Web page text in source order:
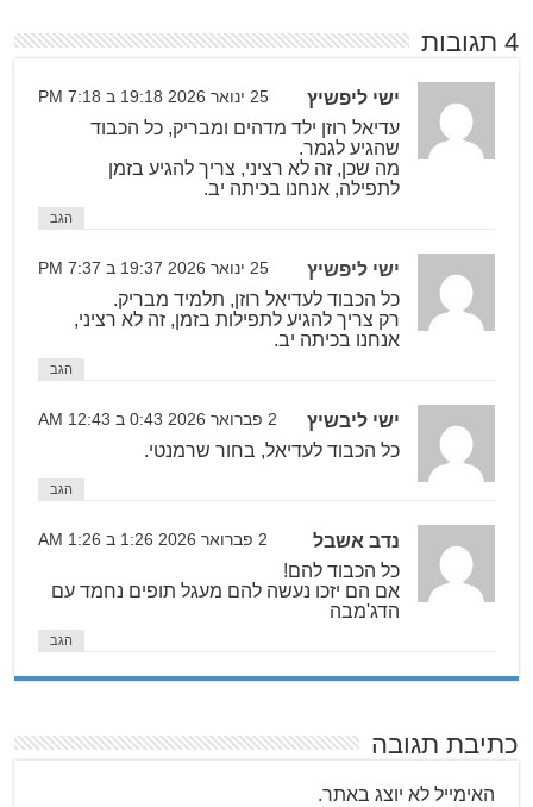
4 תגובות
ישי ליפשיץ 25 ינואר 2026 19:18 ב 7:18 PM
עדיאל רוזן ילד מדהים ומבריק, כל הכבוד
שהגיע לגמר.
מה שכן, זה לא רציני, צריך להגיע בזמן
לתפילה, אנחנו בכיתה יב.
הגב
ישי ליפשיץ 25 ינואר 2026 19:37 ב 7:37 PM
כל הכבוד לעדיאל רוזן, תלמיד מבריק.
רק צריך להגיע לתפילות בזמן, זה לא רציני,
אנחנו בכיתה יב.
הגב
ישי ליבשיץ 2 פברואר 2026 0:43 ב 12:43 AM
כל הכבוד לעדיאל, בחור שרמנטי.
הגב
נדב אשבל 2 פברואר 2026 1:26 ב 1:26 AM
כל הכבוד להם!
אם הם יזכו נעשה להם מעגל תופים נחמד עם
הדג'מבה
הגב
כתיבת תגובה
האימייל לא יוצג באתר.